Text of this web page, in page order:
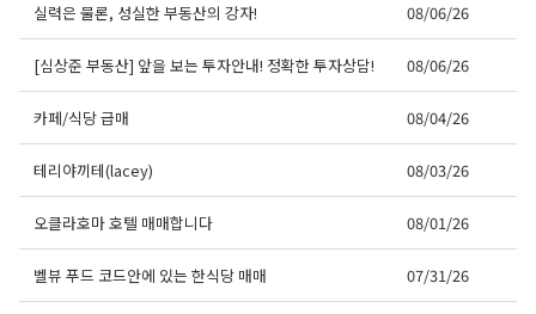
실력은 물론, 성실한 부동산의 강자! 08/06/26
[심상준 부동산] 앞을 보는 투자안내! 정확한 투자상담! 08/06/26
카페/식당 급매 08/04/26
테리야끼테(lacey) 08/03/26
오클라호마 호텔 매매합니다 08/01/26
벨뷰 푸드 코드안에 있는 한식당 매매 07/31/26